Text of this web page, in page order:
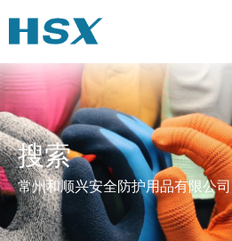
搜索
常州和顺兴安全防护用品有限公司